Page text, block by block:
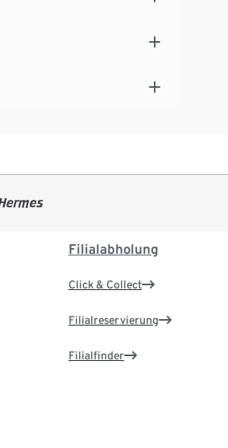
Filialabholung
Click & Collect
Filialreservierung
Filialfinder